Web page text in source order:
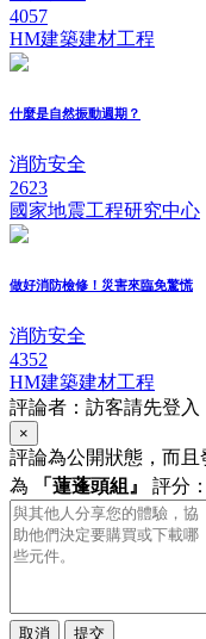
4057
HM建築建材工程
什麼是自然振動週期？
消防安全
2623
國家地震工程研究中心
做好消防檢修！災害來臨免驚慌
消防安全
4352
HM建築建材工程
評論者：訪客請先登入
×
評論為公開狀態，而且
為
「蓮蓬頭組』 評分：
取消
提交